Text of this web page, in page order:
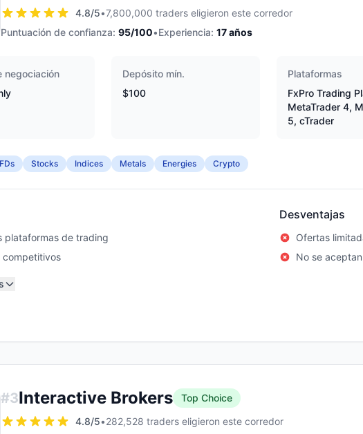
4.8/5•7,800,000 traders eligieron este corredor
Puntuación de confianza: 95/100•Experiencia: 17años
negociación
Depósito mín.
$100
Plataformas
FxPro Trading
MetaTrader 4,
5, cTrader
Stocks Indices Metals Energies Crypto
plataformas de trading
competitivos
Desventajas
Ofertas
No se
#3Interactive Brokers
Top Choice
4.8/5•282,528 traders eligieron este corredor